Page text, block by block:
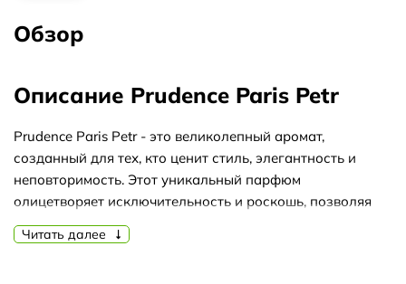
Обзор
Описание Prudence Paris Petr
Prudence Paris Petr - это великолепный аромат,
созданный для тех, кто ценит стиль, элегантность и
неповторимость. Этот уникальный парфюм
олицетворяет исключительность и роскошь, позволяя
каждому, кто его носит, выразить свою
индивидуальность.
Читать далее